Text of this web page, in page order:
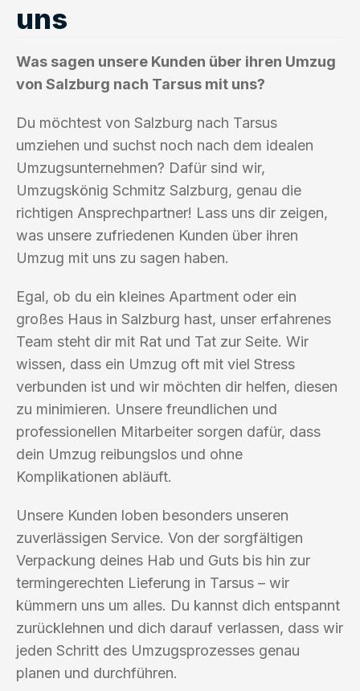
uns
Was sagen unsere Kunden über ihren Umzug
von Salzburg nach Tarsus mit uns?
Du möchtest von Salzburg nach Tarsus
umziehen und suchst noch nach dem idealen
Umzugsunternehmen? Dafür sind wir,
Umzugskönig Schmitz Salzburg, genau die
richtigen Ansprechpartner! Lass uns dir zeigen,
was unsere zufriedenen Kunden über ihren
Umzug mit uns zu sagen haben.
Egal, ob du ein kleines Apartment oder ein
großes Haus in Salzburg hast, unser erfahrenes
Team steht dir mit Rat und Tat zur Seite. Wir
wissen, dass ein Umzug oft mit viel Stress
verbunden ist und wir möchten dir helfen, diesen
zu minimieren. Unsere freundlichen und
professionellen Mitarbeiter sorgen dafür, dass
dein Umzug reibungslos und ohne
Komplikationen abläuft.
Unsere Kunden loben besonders unseren
zuverlässigen Service. Von der sorgfältigen
Verpackung deines Hab und Guts bis hin zur
termingerechten Lieferung in Tarsus – wir
kümmern uns um alles. Du kannst dich entspannt
zurücklehnen und dich darauf verlassen, dass wir
jeden Schritt des Umzugsprozesses genau
planen und durchführen.